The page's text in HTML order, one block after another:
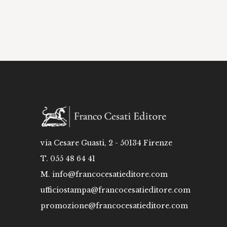
via Cesare Guasti, 2 - 50134 Firenze
T. 055 48 64 41
M. info@francocesatieditore.com
ufficiostampa@francocesatieditore.com
promozione@francocesatieditore.com